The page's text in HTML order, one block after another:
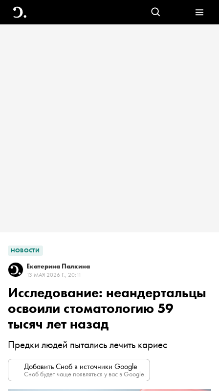
НОВОСТИ
Екатерина Палкина
13 МАЯ 2026 Г., 20:11
Исследование: неандертальцы
освоили стоматологию 59
тысяч лет назад
Предки людей пытались лечить кариес
Добавить Сноб в источники Google
Сноб будет чаще появляться у вас в Google.